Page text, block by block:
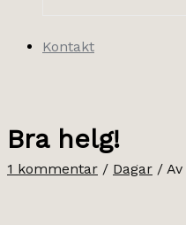
Kontakt
Bra helg!
1 kommentar / Dagar / Av